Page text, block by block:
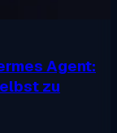
Agent:
zu